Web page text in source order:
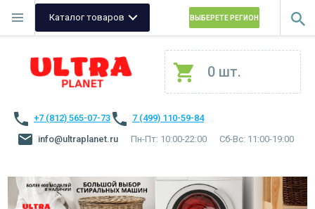
Каталог товаров ВЫБЕРЕТЕ РЕГИОН
0 шт.
+7 (812) 565-07-73
7 (499) 110-59-84
info@ultraplanet.ru
Пн-Пт: 10:00-22:00 Сб-Вс: 11:00-19:00